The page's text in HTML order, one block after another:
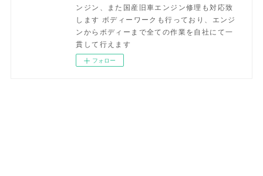
ンジン、また国産旧車エンジン修理も対応致
します ボディーワークも行っており、エンジ
ンからボディーまで全ての作業を自社にて一
貫して行えます
フォロー